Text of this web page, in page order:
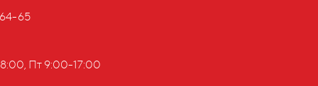
65
Пт 9:00-17:00